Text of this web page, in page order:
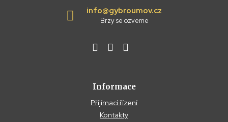
info@gybroumov.cz
Brzy se ozveme
Informace
Přijímací řízení
Kontakty